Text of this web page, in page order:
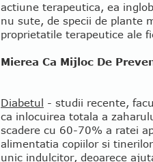
actiune terapeutica, ea
nu sute, de specii de plante
proprietatile terapeutice ale
Mierea Ca Mijloc De
Diabetul - studii recente,
ca inlocuirea totala a
scadere cu 60-70% a ratei
alimentatia copiilor si
unic indulcitor, deoarece